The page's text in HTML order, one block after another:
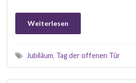
Weiterlesen
Jubiläum, Tag der offenen Tür